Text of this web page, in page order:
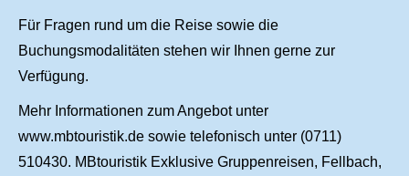
Für Fragen rund um die Reise sowie die
Buchungsmodalitäten stehen wir Ihnen gerne zur
Verfügung.
Mehr Informationen zum Angebot unter
www.mbtouristik.de sowie telefonisch unter (0711)
510430. MBtouristik Exklusive Gruppenreisen, Fellbach,